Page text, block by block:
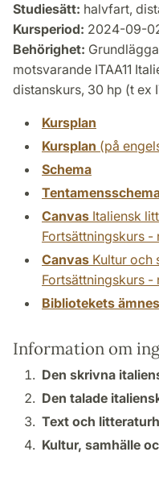
Studiesätt: halvfart,
Kursperiod: 2024-09-
Behörighet:
motsvarande ITAA11
distanskurs, 30 hp (t ex
Kursplan
Kursplan (på
Schema
Canvas Italiensk
Fortsättningskurs -
Canvas Kultur och
Fortsättningskurs -
Bibliotekets
Information om
Den skrivna
Den talade
Text och
Kultur, samhälle